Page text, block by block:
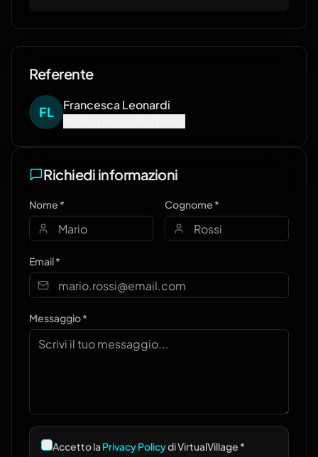
Referente
FL Francesca Leonardi
Richiedi informazioni
Nome * Cognome *
Email *
Messaggio *
Accetto la Privacy Policydi VirtualVillage *